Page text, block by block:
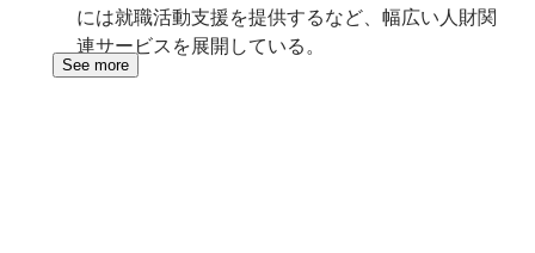
には就職活動支援を提供するなど、幅広い人財関
連サービスを展開している。
See more